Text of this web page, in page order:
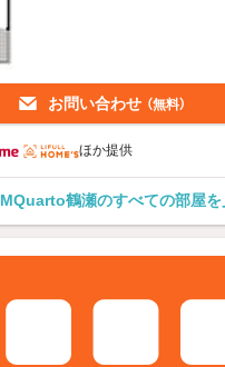
お問い合わせ （無料）
ほか提供
MQuarto鶴瀬のすべての部屋を